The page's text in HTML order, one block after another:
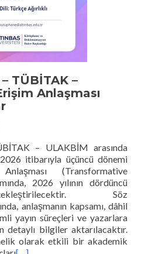
TÜBİTAK –
Anlaşması
– ULAKBİM arasında
itibarıyla üçüncü dönemi
(Transformative
2026 yılının dördüncü
Söz
anlaşmanın kapsamı, dâhil
yayın süreçleri ve yazarlara
detaylı bilgiler aktarılacaktır.
olarak etkili bir akademik